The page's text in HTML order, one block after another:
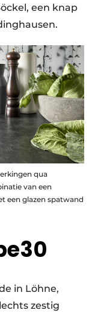
een knap
qua
van een
een glazen spatwand
in Löhne,
zestig